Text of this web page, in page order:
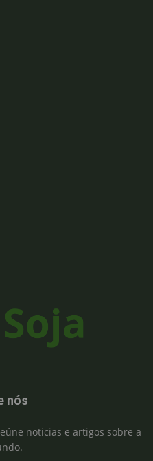
nós
noticias e artigos sobre a